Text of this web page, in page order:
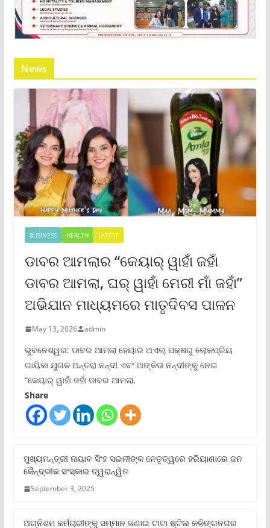
News
BUSINESS HEALTH LATEST
ଡାବର ଆମଲାର “କେୟାର୍ ୱାହାଁ ଜହାଁ
ଡାବର ଆମଲା, ଘର୍ ୱାହାଁ ମେରୀ ମାଁ ଜହାଁ”
ଅଭିଯାନ ମାଧ୍ୟମରେ ମାତୃଦିବସ ପାଳନ
May 13, 2026 admin
ଭୁବନେଶ୍ୱର: ଡାବର ଆମଲା ହେୟାର ଅଏଲ୍ ପକ୍ଷରୁ ଲୋକପ୍ରିୟ
ଗାୟିକା ଯୁଗଳ ଅନ୍ତରା ନନ୍ଦୀ ଏବଂ ଅଙ୍କିତା ନନ୍ଦୀଙ୍କୁ ନେଇ
“କେୟାର୍ ୱାହାଁ ଜହାଁ ଡାବର ଆମଲା,
Share
ମୁଖ୍ୟମନ୍ତ୍ରୀ ନାୟାବ ସିଂହ ସଇନୀଙ୍କ ନେତୃତ୍ୱରେ ହରିୟାଣାରେ ଜନ
କୈନ୍ଦ୍ରୀକ ସଂସ୍କାର ତ୍ୱରାନ୍ୱିତ
September 3, 2025
ଅଗ୍ନିଶମ କର୍ମଚାରୀଙ୍କୁ ସମ୍ମାନ ଜଣାଇ ଟାଟା ଷ୍ଟିଲ କଳିଙ୍ଗନଗର